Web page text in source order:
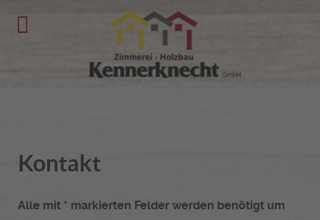
Kontakt
Alle mit * markierten Felder werden benötigt um